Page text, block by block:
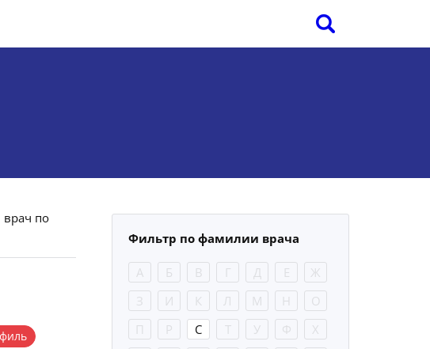
врач по
Фильтр по фамилии врача
А Б В Г Д Е
Ж
З
И К Л М Н
О
П
Р С Т У Ф
Х